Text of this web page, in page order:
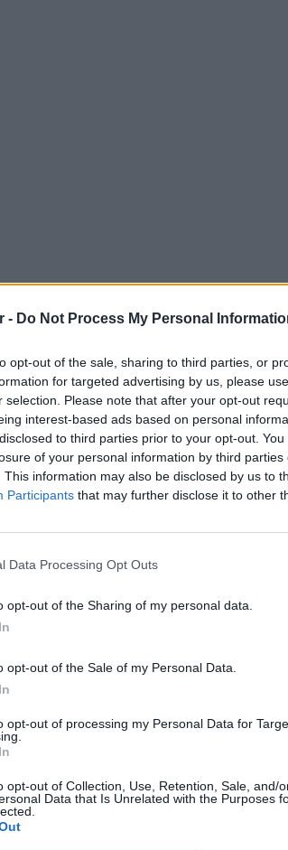
- Do Not Process My Personal
opt-out of the sale, sharing to third parties, or
for targeted advertising by us, please
selection. Please note that after your opt-out
interest-based ads based on personal
to third parties prior to your opt-out.
of your personal information by third parties
This information may also be disclosed by us to
Participants that may further disclose it to other
Data Processing Opt Outs
opt-out of the Sharing of my personal data.
opt-out of the Sale of my Personal Data.
opt-out of processing my Personal Data for
opt-out of Collection, Use, Retention, Sale, and/
Data that Is Unrelated with the Purposes
ημέρα, αγαπημένοι μου τηλεθεατές!
λόγια να περιγράψω αυτά που νιώθω.
τις μέρες μου στέλνατε τόσα
να ευχαριστήσω όλους εσάς. Ακόμα
σας θετική ενέργεια και τις ευχές σας,
στραβά».
μια διαφορετική νοοτροπία πια. Μου
και θα βλέπεις τα πράγματα
θέλει πολύ, αξίζει να το προσπαθήσει
δεν περιγράφονται με λέξεις, είναι
νιώθω για αυτό το πλασματάκι, τώρα
η Κατερίνα Καινούργιου.
ΔΙΑΦΗΜΙΣΗ